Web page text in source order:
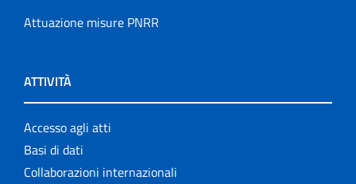
Attuazione misure PNRR
ATTIVITÀ
Accesso agli atti
Basi di dati
Collaborazioni internazionali